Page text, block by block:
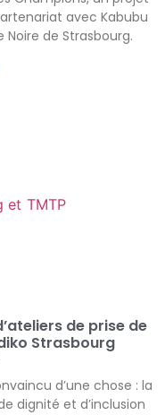
avec Kabubu
Noire de Strasbourg.
de prise de
Strasbourg
d’une chose : la
dignité et d’inclusion